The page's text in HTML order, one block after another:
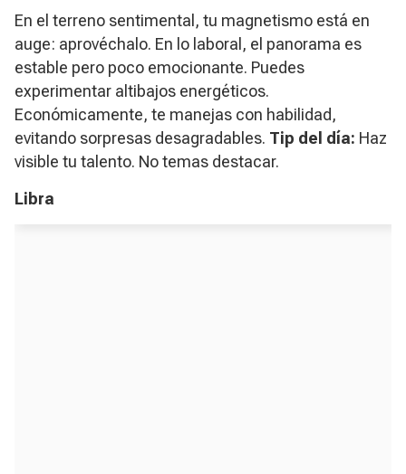
En el terreno sentimental, tu magnetismo está en
auge: aprovéchalo. En lo laboral, el panorama es
estable pero poco emocionante. Puedes
experimentar altibajos energéticos.
Económicamente, te manejas con habilidad,
evitando sorpresas desagradables. Tip del día: Haz
visible tu talento. No temas destacar.
Libra